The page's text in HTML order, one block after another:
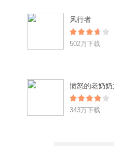
风行者
502万下载
343万下载